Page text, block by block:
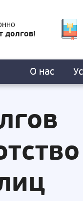
долгов!
О нас